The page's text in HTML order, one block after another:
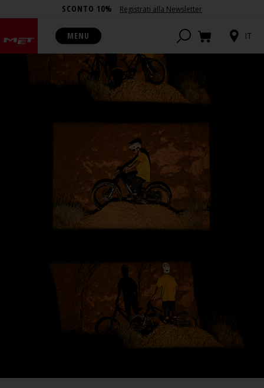
SCONTO 10% Registrati alla Newsletter
MENU IT